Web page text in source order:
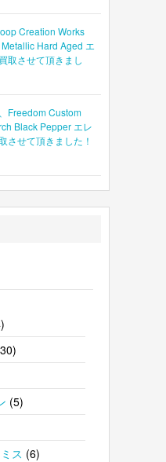
Creation Works
Metallic Hard Aged エ
取させて頂きまし
Freedom Custom
Black Pepper エレ
させて頂きました！
(5)
ス (6)